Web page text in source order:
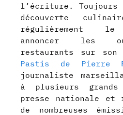
l’écriture. Toujours
découverte
régulièrement
annoncer les
restaurants sur son
Pastis de Pierre
journaliste
à plusieurs
presse nationale et
de nombreuses